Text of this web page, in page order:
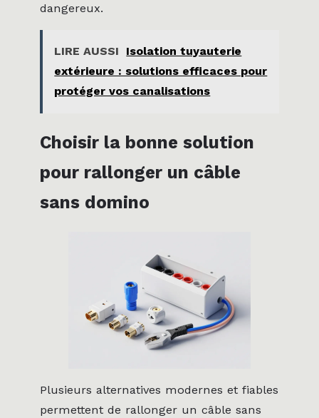
dangereux.
LIRE AUSSI
Isolation tuyauterie
extérieure : solutions efficaces pour
protéger vos canalisations
Choisir la bonne solution
pour rallonger un câble
sans domino
Plusieurs alternatives modernes et fiables
permettent de rallonger un câble sans